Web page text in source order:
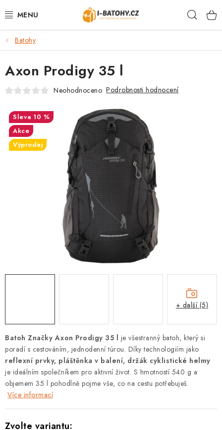
na
VÝPRODEJ %
BATOHY
TAŠKY, KABELKY
CESTOVNÍ ZAVAZADLA
LEDVINKY
DOPLŇKY A PŘÍSLUŠENSTVÍ
PODLE AKTIVITY
Doprava a platba Vše o nákupu Kontakty
Poradna
Batohy
Batoh Značky Axon Prodigy 35 l je všestranný batoh, který si
poradí s cestováním, jednodenní túrou. Díky technologiím jako
reflexní prvky, pláštěnka v balení, držák cyklistické helmy
je ideálním společníkem pro aktivní život. S hmotností 540 g a
objemem 35 l pohodlně pojme vše, co na cestu potřebuješ.
Více informací
Axon Prodigy 35 l
Neohodnoceno Podrobnosti hodnocení
10 %
Akce
Výprodej
+ další (5)